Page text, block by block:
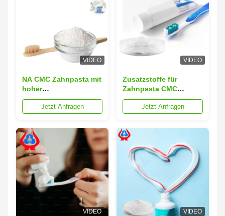
VIDEO
NA CMC Zahnpasta mit
hoher
Wassereinlagerung
Jetzt Anfragen
VIDEO
Zusatzstoffe für
Zahnpasta CMC
Industrie-
Jetzt Anfragen
VIDEO VIDEO